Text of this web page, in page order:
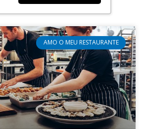
AMO O MEU RESTAURANTE